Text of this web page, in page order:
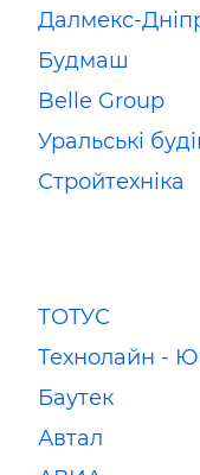
Далмекс-
Будмаш
Belle Group
Уральські
Стройтехніка
ТОТУС
Технолайн -
Баутек
Автал